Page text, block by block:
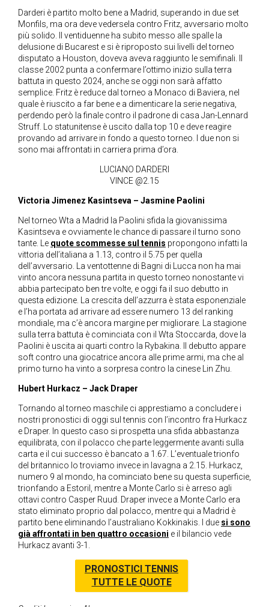
Darderi è partito molto bene a Madrid, superando in due set
Monfils, ma ora deve vedersela contro Fritz, avversario molto
più solido. Il ventiduenne ha subito messo alle spalle la
delusione di Bucarest e si è riproposto sui livelli del torneo
disputato a Houston, doveva aveva raggiunto le semifinali. Il
classe 2002 punta a confermare l’ottimo inizio sulla terra
battuta in questo 2024, anche se oggi non sarà affatto
semplice. Fritz è reduce dal torneo a Monaco di Baviera, nel
quale è riuscito a far bene e a dimenticare la serie negativa,
perdendo però la finale contro il padrone di casa Jan-Lennard
Struff. Lo statunitense è uscito dalla top 10 e deve reagire
provando ad arrivare in fondo a questo torneo. I due non si
sono mai affrontati in carriera prima d’ora.
LUCIANO DARDERI
VINCE @2.15
Victoria Jimenez Kasintseva – Jasmine Paolini
Nel torneo Wta a Madrid la Paolini sfida la giovanissima
Kasintseva e ovviamente le chance di passare il turno sono
tante. Le quote scommesse sul tennis propongono infatti la
vittoria dell’italiana a 1.13, contro il 5.75 per quella
dell’avversario. La ventottenne di Bagni di Lucca non ha mai
vinto ancora nessuna partita in questo torneo nonostante vi
abbia partecipato ben tre volte, e oggi fa il suo debutto in
questa edizione. La crescita dell’azzurra è stata esponenziale
e l’ha portata ad arrivare ad essere numero 13 del ranking
mondiale, ma c’è ancora margine per migliorare. La stagione
sulla terra battuta è cominciata con il Wta Stoccarda, dove la
Paolini è uscita ai quarti contro la Rybakina. Il debutto appare
soft contro una giocatrice ancora alle prime armi, ma che al
primo turno ha vinto a sorpresa contro la cinese Lin Zhu.
Hubert Hurkacz – Jack Draper
Tornando al torneo maschile ci apprestiamo a concludere i
nostri pronostici di oggi sul tennis con l’incontro fra Hurkacz
e Draper. In questo caso si prospetta una sfida abbastanza
equilibrata, con il polacco che parte leggermente avanti sulla
carta e il cui successo è bancato a 1.67. L’eventuale trionfo
del britannico lo troviamo invece in lavagna a 2.15. Hurkacz,
numero 9 al mondo, ha cominciato bene su questa superficie,
trionfando a Estoril, mentre a Monte Carlo si è arreso agli
ottavi contro Casper Ruud. Draper invece a Monte Carlo era
stato eliminato proprio dal polacco, mentre qui a Madrid è
partito bene eliminando l’australiano Kokkinakis. I due si sono
già affrontati in ben quattro occasioni e il bilancio vede
Hurkacz avanti 3-1.
PRONOSTICI TENNIS
TUTTE LE QUOTE